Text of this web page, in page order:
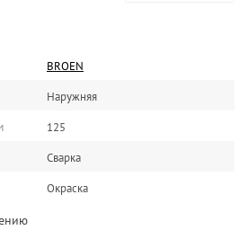
BROEN
Наружняя
125
Сварка
Окраска